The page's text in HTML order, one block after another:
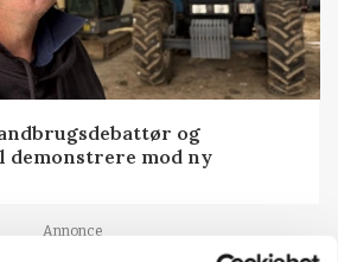
og
demonstrere mod ny
Annonce